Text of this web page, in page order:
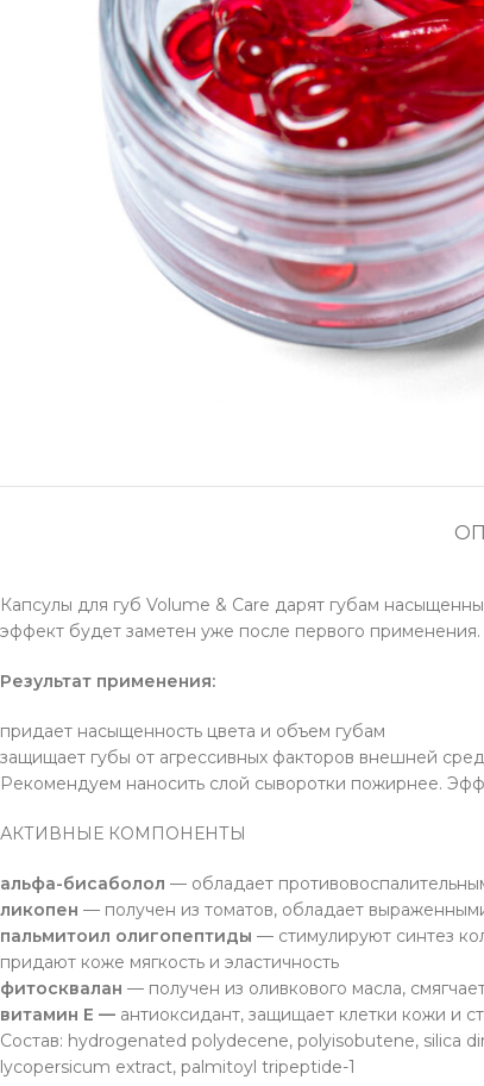
Капсулы для губ Volume & Care дарят губам
эффект будет заметен уже после первого
Результат применения:
придает насыщенность цвета и объем губам
защищает губы от агрессивных факторов внешней
Рекомендуем наносить слой сыворотки пожирнее.
АКТИВНЫЕ КОМПОНЕНТЫ
альфа-бисаболол — обладает
ликопен — получен из томатов, обладает
пальмитоил олигопептиды — стимулируют синтез
придают коже мягкость и эластичность
фитосквалан — получен из оливкового масла,
витамин E — антиоксидант, защищает клетки кожи и
Состав: hydrogenated polydecene, polyisobutene, silica
lycopersicum extract, palmitoyl tripeptide-1